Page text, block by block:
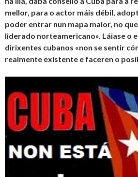
mellor, para o actor máis débil,
poder entrar nun mapa maior, no
liderado norteamericano». Láiase o
dirixentes cubanos «non se sentir
realmente existente e faceren o